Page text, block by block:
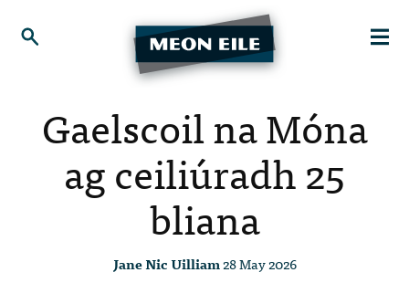
Gaelscoil na Móna
ag ceiliúradh 25
bliana
Jane Nic Uilliam28 May 2026